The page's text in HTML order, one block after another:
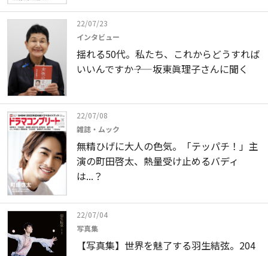
22/07/23
インタビュー
揺れる50代。私たち、これからどうすれば
いいんですか――？ 坂東眞理子さんに聞く
22/07/08
雑誌・ムック
無精ひげに大人の色気。「テッパチ！」主
演の町田啓太、熱量受け止めるバディ
は...？
22/07/04
写真集
【写真集】世界を魅了する羽生結弦。204